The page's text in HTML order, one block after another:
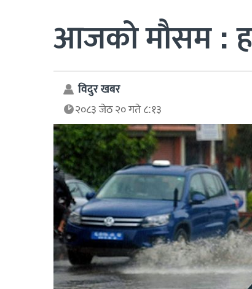
आजको मौसम :
विदुर खबर
२०८३ जेठ २० गते ८:१३